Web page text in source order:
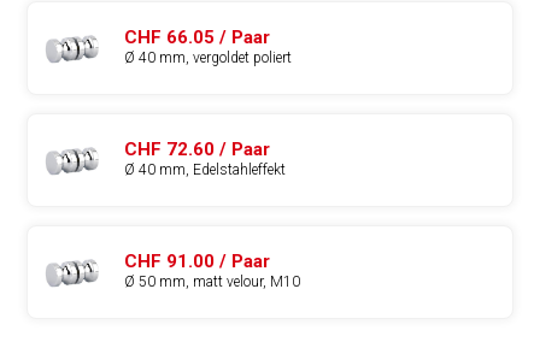
CHF 66.05 / Paar
Ø 40 mm, vergoldet poliert
CHF 72.60 / Paar
Ø 40 mm, Edelstahleffekt
CHF 91.00 / Paar
Ø 50 mm, matt velour, M10